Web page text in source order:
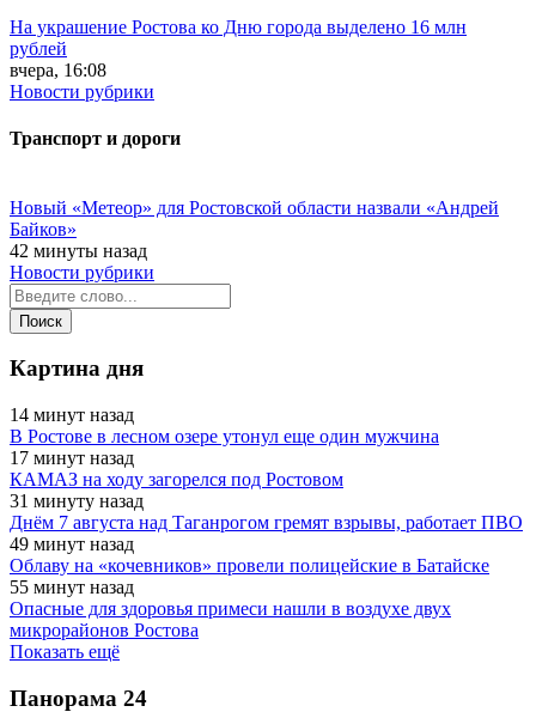
На украшение Ростова ко Дню города выделено 16 млн
рублей
вчера, 16:08
Новости рубрики
Транспорт и дороги
Новый «Метеор» для Ростовской области назвали «Андрей
Байков»
42 минуты назад
Новости рубрики
Картина дня
14 минут назад
В Ростове в лесном озере утонул еще один мужчина
17 минут назад
КАМАЗ на ходу загорелся под Ростовом
31 минуту назад
Днём 7 августа над Таганрогом гремят взрывы, работает ПВО
49 минут назад
Облаву на «кочевников» провели полицейские в Батайске
55 минут назад
Опасные для здоровья примеси нашли в воздухе двух
микрорайонов Ростова
Показать ещё
Панорама 24